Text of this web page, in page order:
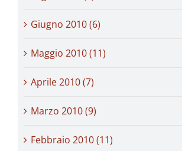
Giugno 2010 (6)
Maggio 2010 (11)
Aprile 2010 (7)
Marzo 2010 (9)
Febbraio 2010 (11)